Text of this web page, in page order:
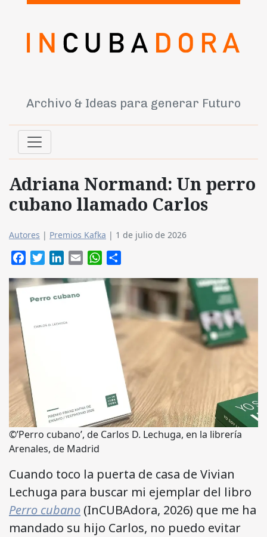
Archivo & Ideas para generar Futuro
Adriana Normand: Un perro
cubano llamado Carlos
Autores | Premios Kafka | 1 de julio de 2026
FacebookTwitterLinkedIn
Email WhatsApp
©’Perro cubano’, de Carlos D. Lechuga, en la librería
Arenales, de Madrid
Cuando toco la puerta de casa de Vivian
Lechuga para buscar mi ejemplar del libro
Perro cubano (InCUBAdora, 2026) que me ha
mandado su hijo Carlos, no puedo evitar